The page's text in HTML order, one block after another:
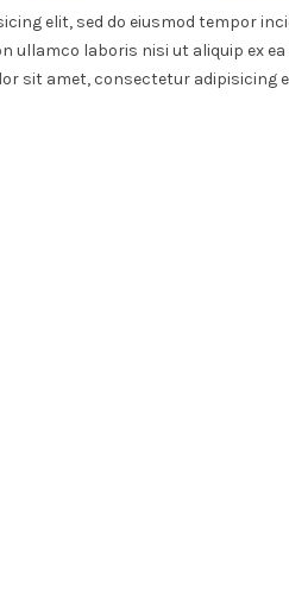
elit, sed do eiusmod tempor
ullamco laboris nisi ut aliquip ex
sit amet, consectetur adipisicing